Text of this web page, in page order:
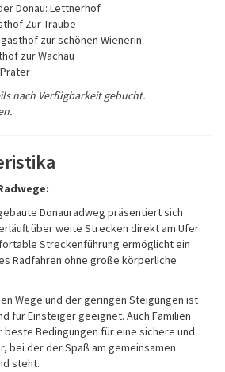
Donau: Lettnerhof
Zur Traube
zur schönen Wienerin
zur Wachau
nach Verfügbarkeit gebucht.
Donauradweg präsentiert sich
über weite Strecken direkt am Ufer
Streckenführung ermöglicht ein
Radfahren ohne große körperliche
Wege und der geringen Steigungen ist
für Einsteiger geeignet. Auch Familien
beste Bedingungen für eine sichere und
bei der der Spaß am gemeinsamen
steht.